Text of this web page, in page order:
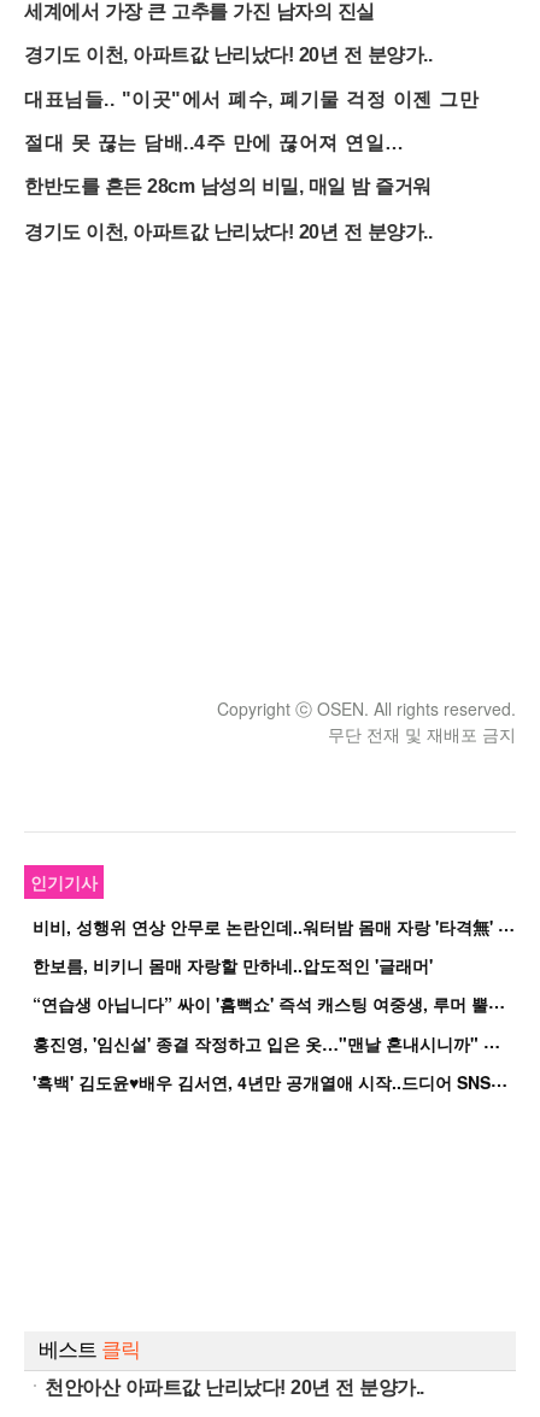
Copyright ⓒ OSEN. All rights reserved.
무단 전재 및 재배포 금지
인기기사
비
비, 성행위 연상 안무로 논란인데..워터밤 몸매 자랑 '타격無' 근황
한보름, 비키니 몸매 자랑할 만하네..압도적인 '글래머'
“
연습생 아닙니다” 싸이 '흠뻑쇼' 즉석 캐스팅 여중생, 루머 뿔났다[Oh!쎈 이...
홍
진영, '임신설' 종결 작정하고 입은 옷…"맨날 혼내시니까" 억울
'
흑백' 김도윤♥배우 김서연, 4년만 공개열애 시작..드디어 SNS에 노출 [핫피...